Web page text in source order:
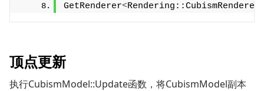
GetRenderer<
顶点更新
执行CubismModel::Update函数，将CubismModel副本